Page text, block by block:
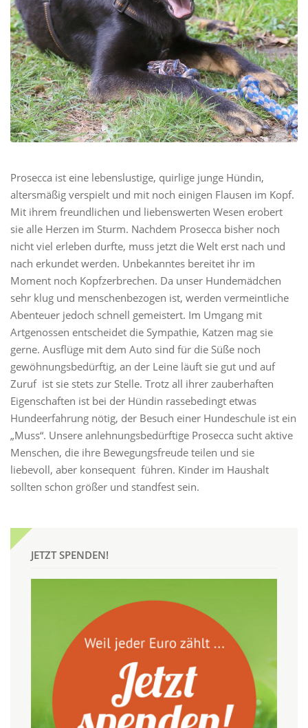
Prosecca ist eine lebenslustige, quirlige junge Hündin,
altersmäßig verspielt und mit noch einigen Flausen im Kopf.
Mit ihrem freundlichen und liebenswerten Wesen erobert
sie alle Herzen im Sturm. Nachdem Prosecca bisher noch
nicht viel erleben durfte, muss jetzt die Welt erst nach und
nach erkundet werden. Unbekanntes bereitet ihr im
Moment noch Kopfzerbrechen. Da unser Hundemädchen
sehr klug und menschenbezogen ist, werden vermeintliche
Abenteuer jedoch schnell gemeistert. Im Umgang mit
Artgenossen entscheidet die Sympathie, Katzen mag sie
gerne. Ausflüge mit dem Auto sind für die Süße noch
gewöhnungsbedürftig, an der Leine läuft sie gut und auf
Zuruf ist sie stets zur Stelle. Trotz all ihrer zauberhaften
Eigenschaften ist bei der Hündin rassebedingt etwas
Hundeerfahrung nötig, der Besuch einer Hundeschule ist ein
„Muss“. Unsere anlehnungsbedürftige Prosecca sucht aktive
Menschen, die ihre Bewegungsfreude teilen und sie
liebevoll, aber konsequent führen. Kinder im Haushalt
sollten schon größer und standfest sein.
JETZT SPENDEN!